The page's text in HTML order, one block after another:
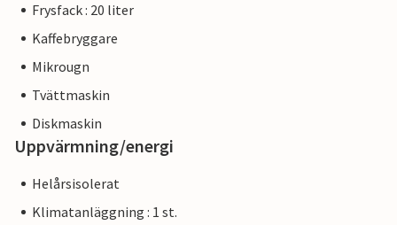
Frysfack : 20 liter
Kaffebryggare
Mikrougn
Tvättmaskin
Diskmaskin
Uppvärmning/energi
Helårsisolerat
Klimatanläggning : 1 st.